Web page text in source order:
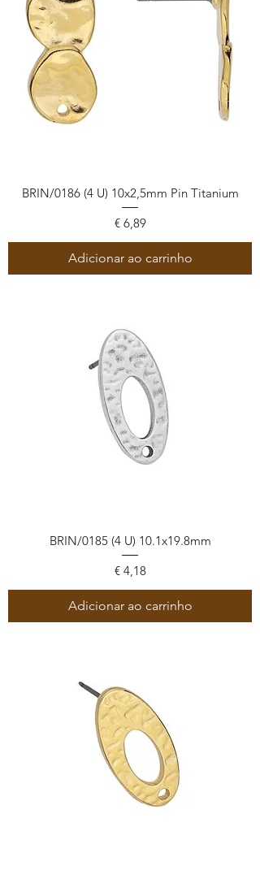
BRIN/0186 (4 U) 10x2,5mm Pin Titanium
Preço
€ 6,89
Adicionar ao carrinho
BRIN/0185 (4 U) 10.1x19.8mm
Preço
€ 4,18
Adicionar ao carrinho